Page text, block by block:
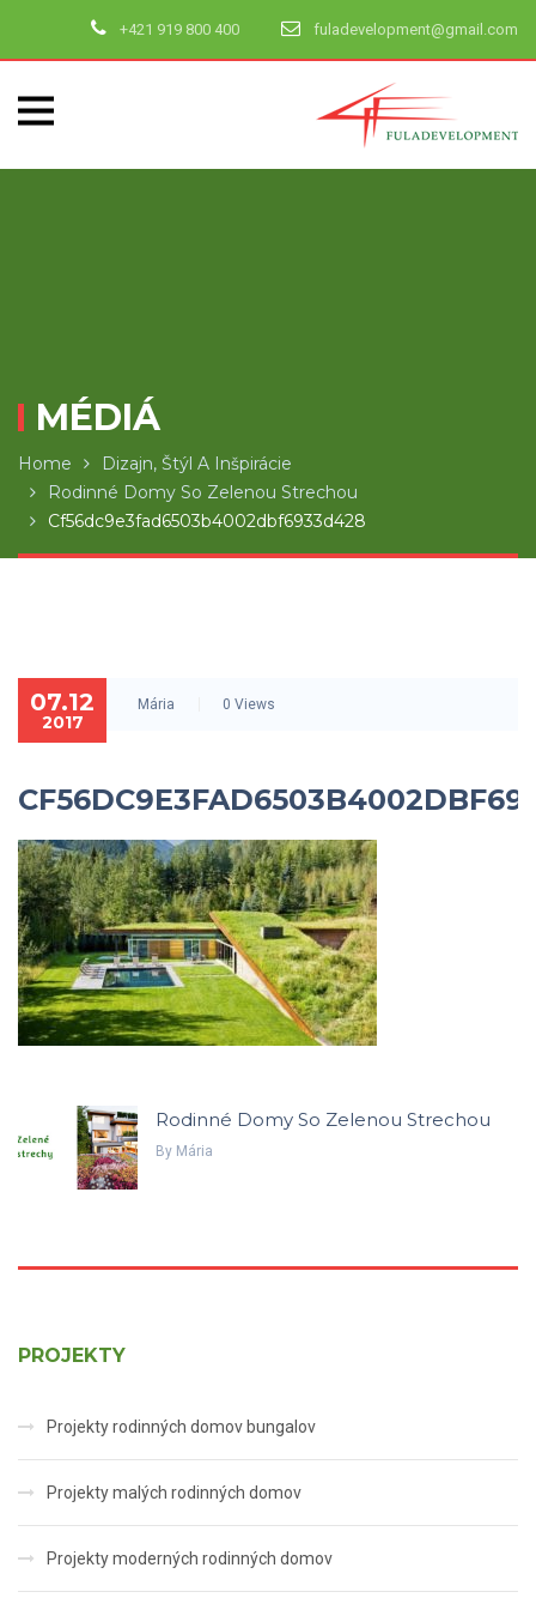
+421 919 800 400 fuladevelopment@gmail.com
MÉDIÁ
Home
Dizajn, Štýl A Inšpirácie
Rodinné Domy So Zelenou Strechou
Cf56dc9e3fad6503b4002dbf6933d428
07.12
2017
Mária 0 Views
Rodinné Domy So Zelenou Strechou
By Mária
PROJEKTY
Projekty rodinných domov bungalov
Projekty malých rodinných domov
Projekty moderných rodinných domov